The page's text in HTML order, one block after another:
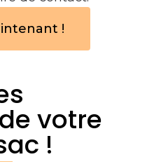
!
votre
!